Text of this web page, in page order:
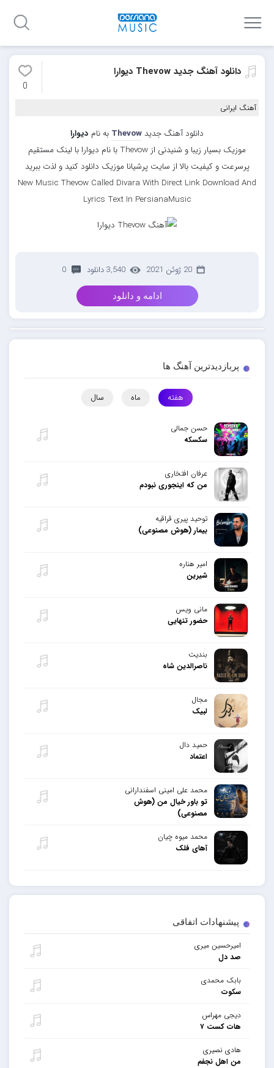
پیشنهادات اتفاقی
امیرحسین میری
صد دل
بابک محمدی
سکوت
دیجی مهراس
هات کست ۷
هادی نصیری
من اهل نجفم
دانلود آهنگ جدید Thevow دیوارا
0
آهنگ ایرانی
دانلود آهنگ جدید Thevow به نام دیوارا
موزیک بسیار زیبا و شنیدنی از Thevow با نام دیوارا با لینک مستقیم
پرسرعت و کیفیت بالا از سایت پرشیانا موزیک دانلود کنید و لذت ببرید
New Music Thevow Called Divara With Direct Link Download And
Lyrics Text In PersianaMusic
20 ژوئن 2021 3,540 دانلود 0
ادامه و دانلود
پربازدیدترین آهنگ ها
هفته ماه سال
حسن جمالی
سکسکه
عرفان افتخاری
من که اینجوری نبودم
توحید پیری قراقیه
بیمار (هوش مصنوعی)
امیر هناره
شیرین
مانی ویس
حضور تنهایی
بندیت
ناصرالدین شاه
مجال
لبیک
حمید دال
اعتماد
محمد علی امینی اسفندارانی
تو باور خیال من (هوش
مصنوعی)
محمد میوه چیان
آهای فلک